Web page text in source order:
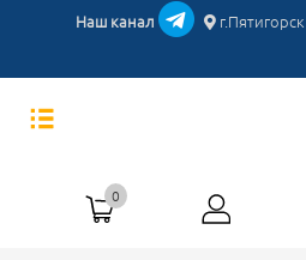
Наш канал г.Пятигорск
0